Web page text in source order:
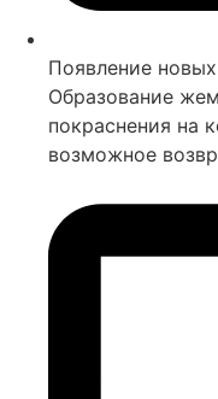
Появление
Образование
покраснения на
возможное